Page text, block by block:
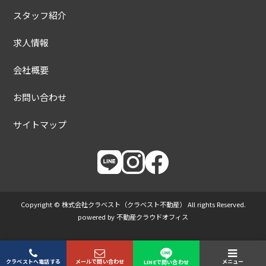
クラベストへ電話する メールで問い合わせ LINEで問い合わせ メニュー
スタッフ紹介
求人情報
会社概要
お問い合わせ
サイトマップ
Copyright © 株式会社クラベスト（クラベスト不動産） All rights Reserved.
powered by 不動産クラウドオフィス